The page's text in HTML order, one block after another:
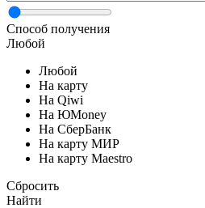
Способ получения
Любой
Любой
На карту
На Qiwi
На ЮMoney
На СберБанк
На карту МИР
На карту Maestro
Сбросить
Найти